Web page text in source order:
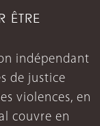
ÊTRE
indépendant
de justice
violences, en
couvre en